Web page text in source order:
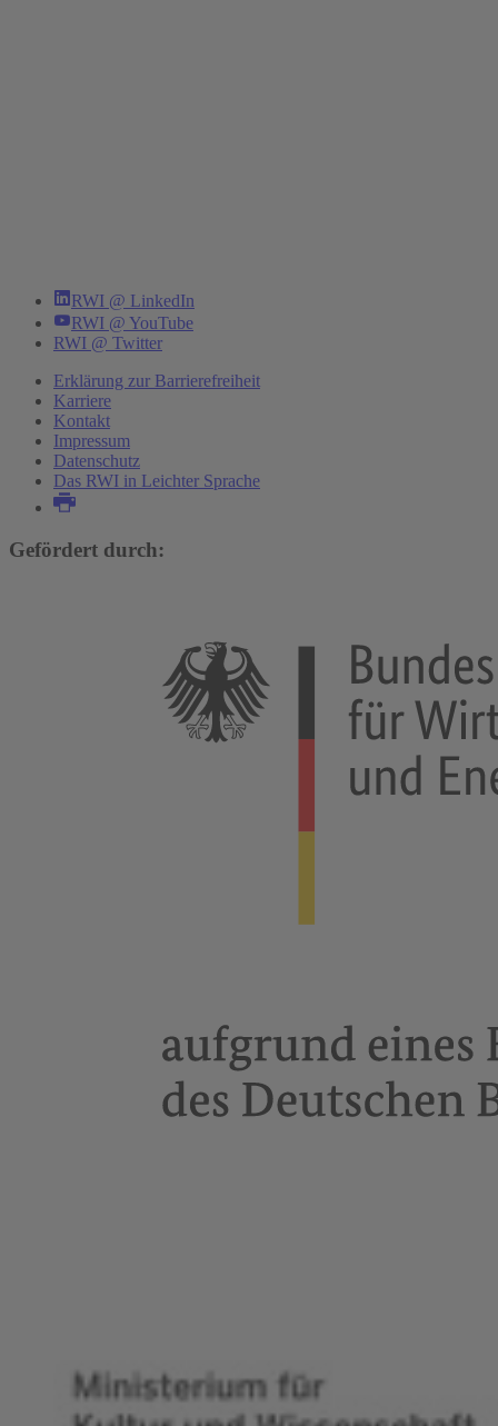
RWI @ LinkedIn
RWI @ YouTube
RWI @ Twitter
Erklärung zur Barrierefreiheit
Karriere
Kontakt
Impressum
Datenschutz
Das RWI in Leichter Sprache
Gefördert durch: